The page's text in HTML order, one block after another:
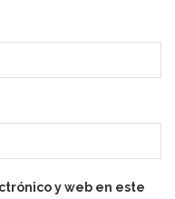
y web en este